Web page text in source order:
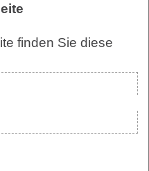
finden Sie diese